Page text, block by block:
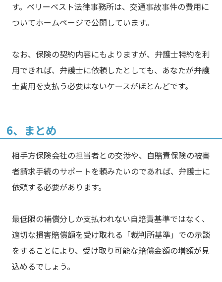
す。ベリーベスト法律事務所は、交通事故事件の費用に
ついてホームページで公開しています。
なお、保険の契約内容にもよりますが、弁護士特約を利
用できれば、弁護士に依頼したとしても、あなたが弁護
士費用を支払う必要はないケースがほとんどです。
6、まとめ
相手方保険会社の担当者との交渉や、自賠責保険の被害
者請求手続のサポートを頼みたいのであれば、弁護士に
依頼する必要があります。
最低限の補償分しか支払われない自賠責基準ではなく、
適切な損害賠償額を受け取れる「裁判所基準」での示談
をすることにより、受け取り可能な賠償金額の増額が見
込めるでしょう。